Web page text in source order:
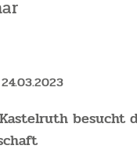
24.03.2023
besucht